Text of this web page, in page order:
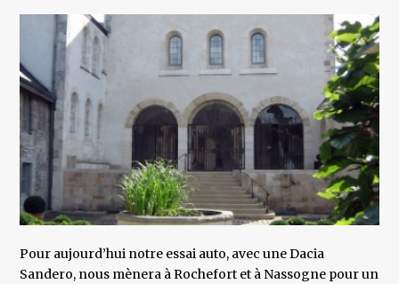
Pour aujourd’hui notre essai auto, avec une Dacia
Sandero, nous mènera à Rochefort et à Nassogne pour un